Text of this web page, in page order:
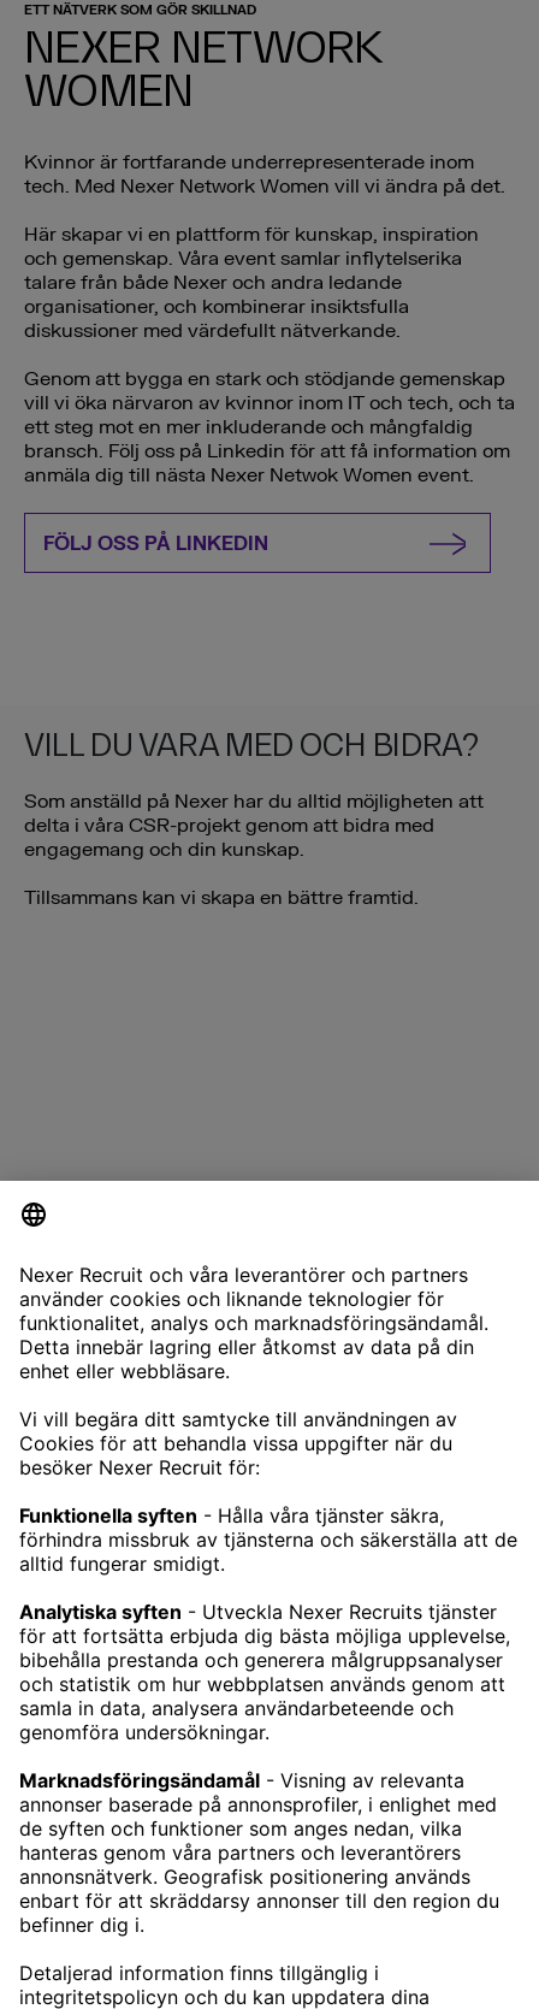
ETT NÄTVERK SOM GÖR SKILLNAD
NEXER NETWORK
WOMEN
Kvinnor är fortfarande underrepresenterade inom
tech. Med Nexer Network Women vill vi ändra på det.
Här skapar vi en plattform för kunskap, inspiration
och gemenskap. Våra event samlar inflytelserika
talare från både Nexer och andra ledande
organisationer, och kombinerar insiktsfulla
diskussioner med värdefullt nätverkande.
Genom att bygga en stark och stödjande gemenskap
vill vi öka närvaron av kvinnor inom IT och tech, och ta
ett steg mot en mer inkluderande och mångfaldig
bransch. Följ oss på Linkedin för att få information om
anmäla dig till nästa Nexer Netwok Women event.
FÖLJ OSS PÅ LINKEDIN
VILL DU VARA MED OCH BIDRA?
Som anställd på Nexer har du alltid möjligheten att
delta i våra CSR-projekt genom att bidra med
engagemang och din kunskap.
Tillsammans kan vi skapa en bättre framtid.
NEXERRECRUIT@NEXERGROUP.COM
TECHREKRYTERING
CHEFSREKRYTERING
REKRYTERING ENGINEERING
KARRIÄR
LEDIGA JOBB
VÅRA KONTOR
STOCKHOLM
GÖTEBORG
MALMÖ
HELSINGBORG